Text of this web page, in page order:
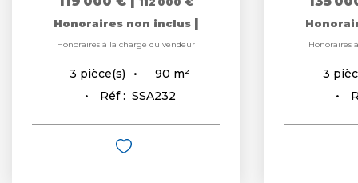
Honoraires non inclus |
Honoraires à la charge du vendeur
3 pièce(s) 90 m²
Réf : SSA232
Honoraires
3